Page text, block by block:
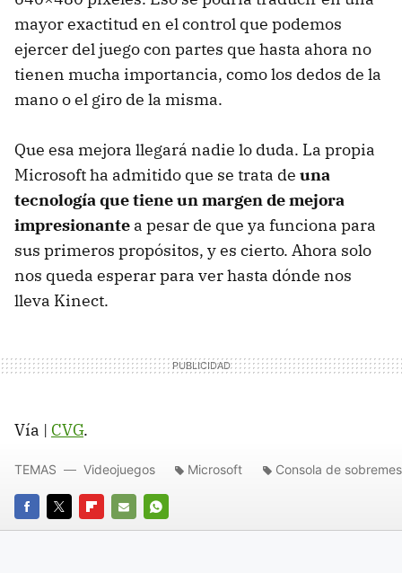
mayor exactitud en el control que podemos
ejercer del juego con partes que hasta ahora no
tienen mucha importancia, como los dedos de la
mano o el giro de la misma.
Que esa mejora llegará nadie lo duda. La propia
Microsoft ha admitido que se trata de una
tecnología que tiene un margen de mejora
impresionante a pesar de que ya funciona para
sus primeros propósitos, y es cierto. Ahora solo
nos queda esperar para ver hasta dónde nos
lleva Kinect.
Vía | CVG.
FACEBOOK
TWITTERFLIPBOARD
E-
WHATSAPP
TEMAS Videojuegos Microsoft Consola de